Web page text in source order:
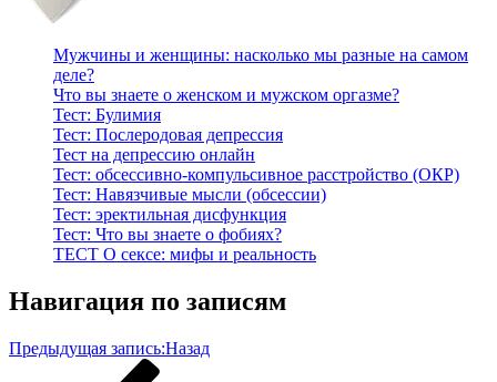
Мужчины и женщины: насколько мы разные на самом
деле?
Что вы знаете о женском и мужском оргазме?
Тест: Булимия
Тест: Послеродовая депрессия
Тест на депрессию онлайн
Тест: обсессивно-компульсивное расстройство (ОКР)
Тест: Навязчивые мысли (обсессии)
Тест: эректильная дисфункция
Тест: Что вы знаете о фобиях?
ТЕСТ О сексе: мифы и реальность
Навигация по записям
Предыдущая запись:Назад